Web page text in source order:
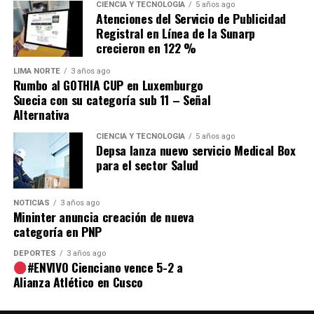
Comparte esto:
CIENCIA Y TECNOLOGÍA 5 años ago
Atenciones del Servicio de Publicidad
Registral en Línea de la Sunarp
crecieron en 122 %
LIMA NORTE 3 años ago
Rumbo al GOTHIA CUP en Luxemburgo
Suecia con su categoría sub 11 – Señal
Alternativa
CIENCIA Y TECNOLOGÍA 5 años ago
Depsa lanza nuevo servicio Medical Box
para el sector Salud
NOTICIAS 3 años ago
Mininter anuncia creación de nueva
categoría en PNP
DEPORTES 3 años ago
#ENVIVO Cienciano vence 5-2 a
Alianza Atlético en Cusco